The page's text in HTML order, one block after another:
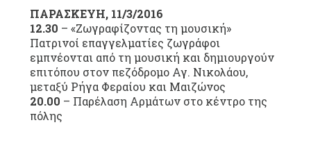
ΠΑΡΑΣΚΕΥΗ, 11/3/2016
12.30 – «Ζωγραφίζοντας τη μουσική»
Πατρινοί επαγγελματίες ζωγράφοι
εμπνέονται από τη μουσική και δημιουργούν
επιτόπου στον πεζόδρομο Αγ. Νικολάου,
μεταξύ Ρήγα Φεραίου και Μαιζώνος
20.00 – Παρέλαση Αρμάτων στο κέντρο της
πόλης